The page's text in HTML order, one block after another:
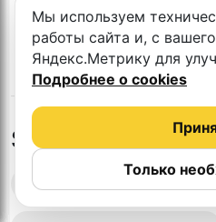
Studios in nearby
Podcast recording studios
Мы используем
работы сайта и, с
Яндекс.Метрику для
Подробнее о cookies
Только